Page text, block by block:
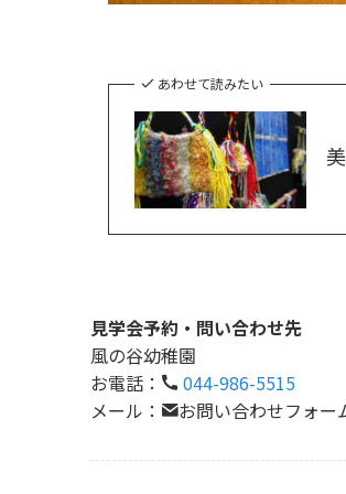
あわせて読みたい
見学会予約・問い合わせ先
風の谷幼稚園
お電話：
044-986-5515
メール：
お問い合わせフォー